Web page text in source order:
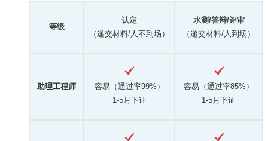
等级
认定
（递交材料/人不到场）
水测/答辩/评审
（递交材料/人到场）
助理工程师
容易（通过率99%）
1-5月下证
容易（通过率85%）
1-5月下证